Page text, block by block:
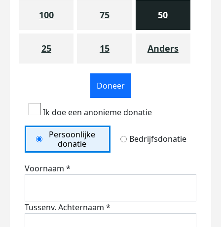
100 75 50
25 15 Anders
Doneer
Ik doe een anonieme donatie
Persoonlijke
donatie
Bedrijfsdonatie
Voornaam *
Tussenv. Achternaam *